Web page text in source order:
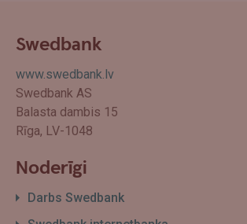
Swedbank
www.swedbank.lv
Swedbank AS
Balasta dambis 15
Rīga, LV-1048
Noderīgi
Darbs Swedbank